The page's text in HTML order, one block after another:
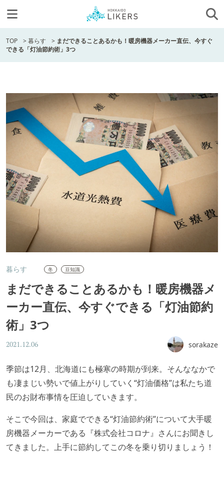
TOP >暮らす > まだできることあるかも！暖房機器メーカー直伝、今すぐ
できる「灯油節約術」3つ
暮らす 冬 豆知識
まだできることあるかも！暖房機器メ
ーカー直伝、今すぐできる「灯油節約
術」3つ
2021.12.06 sorakaze
季節は12月、北海道にも極寒の時期が到来。そんななかで
も凄まじい勢いで値上がりしていく“灯油価格”は私たち道
民のお財布事情を圧迫していきます。
そこで今回は、家庭でできる“灯油節約術”について大手暖
房機器メーカーである『株式会社コロナ』さんにお聞きし
てきました。上手に節約してこの冬を乗り切りましょう！